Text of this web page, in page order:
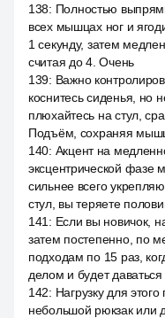
138: Полностью
всех мышцах ног и
1 секунду, затем
считая до 4. Очень
139: Важно
коснитесь сиденья, но
плюхайтесь на стул,
Подъём, сохраняя
140: Акцент на
эксцентрической фазе
сильнее всего
стул, вы теряете
141 : Если вы новичок,
затем постепенно, по
подходам по 15 раз,
делом и будет
142: Нагрузку для
небольшой рюкзак или